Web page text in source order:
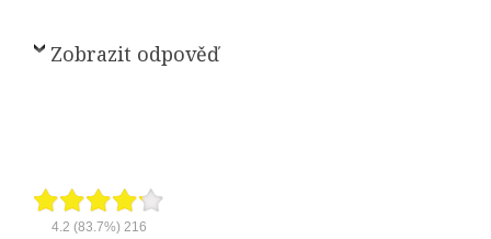
Zobrazit odpověď
4.2 (83.7%) 216